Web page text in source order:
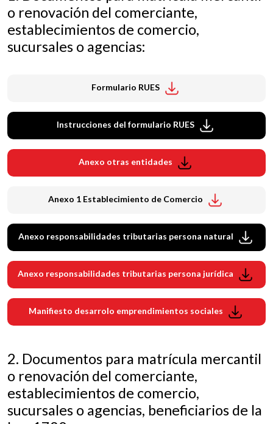
o renovación del comerciante,
establecimientos de comercio,
sucursales o agencias:
Formulario RUES
Instrucciones del formulario RUES
Anexo otras entidades
Anexo 1 Establecimiento de Comercio
Anexo responsabilidades tributarias persona natural
Anexo responsabilidades tributarias persona jurídica
Manifiesto desarrolo emprendimientos sociales
2. Documentos para matrícula mercantil
o renovación del comerciante,
establecimientos de comercio,
sucursales o agencias, beneficiarios de la